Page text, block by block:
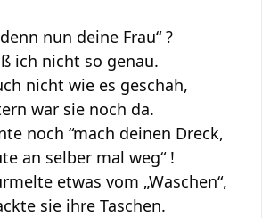
nun deine Frau“ ?
ich nicht so genau.
nicht wie es geschah,
war sie noch da.
noch “mach deinen Dreck,
an selber mal weg“ !
etwas vom „Waschen“,
sie ihre Taschen.